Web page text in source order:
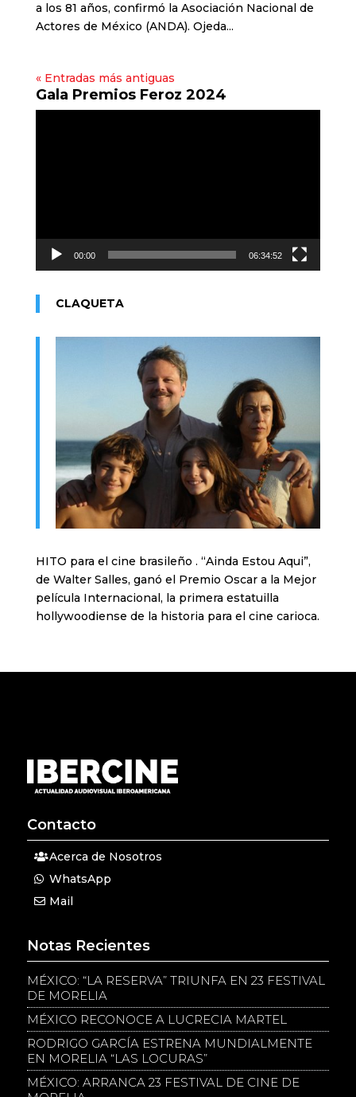
a los 81 años, confirmó la Asociación Nacional de
Actores de México (ANDA). Ojeda...
« Entradas más antiguas
Gala Premios Feroz 2024
00:00 06:34:52
CLAQUETA
HITO para el cine brasileño . “Ainda Estou Aqui”,
de Walter Salles, ganó el Premio Oscar a la Mejor
película Internacional, la primera estatuilla
hollywoodiense de la historia para el cine carioca.
Contacto
Acerca de Nosotros
WhatsApp
Mail
Notas Recientes
MÉXICO: “LA RESERVA” TRIUNFA EN 23 FESTIVAL
DE MORELIA
MÉXICO RECONOCE A LUCRECIA MARTEL
RODRIGO GARCÍA ESTRENA MUNDIALMENTE
EN MORELIA “LAS LOCURAS”
MÉXICO: ARRANCA 23 FESTIVAL DE CINE DE